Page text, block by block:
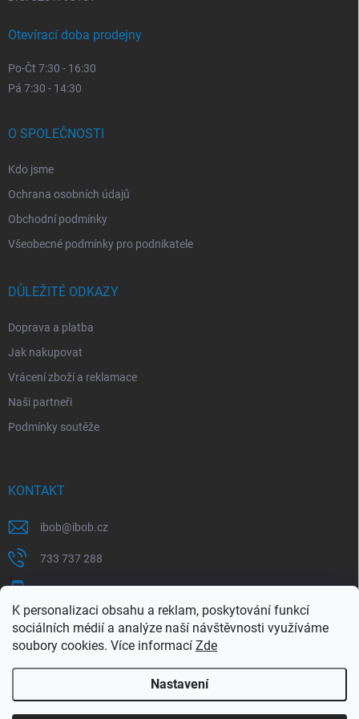
K personalizaci obsahu a reklam, poskytování funkcí
sociálních médií a analýze naší návštěvnosti využíváme
soubory cookies. Více informací Zde
Nastavení
Otevírací doba prodejny
Po-Čt 7:30 - 16:30
Pá 7:30 - 14:30
O SPOLEČNOSTI
Kdo jsme
Ochrana osobních údajů
Obchodní podmínky
Všeobecné podmínky pro podnikatele
DŮLEŽITÉ ODKAZY
Doprava a platba
Jak nakupovat
Vrácení zboží a reklamace
Naši partneři
Podmínky soutěže
KONTAKT
ibob@ibob.cz
733 737 288
607 069 561
Sledujte nás na Facebooku !
ibob_s.r.o/
Copyright 2026ibob s.r.o.. Všechna práva vyhrazena.Upravit nastavení